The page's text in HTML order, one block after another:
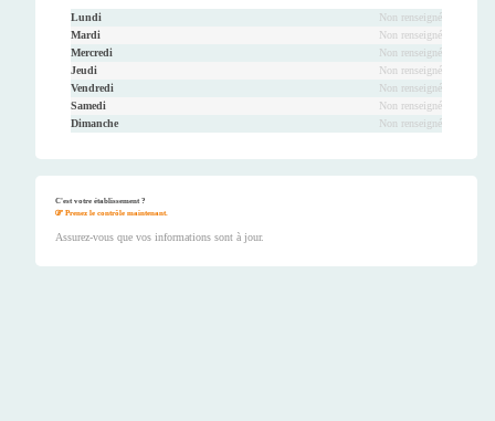
Lundi
Non renseigné
Mardi
Non renseigné
Mercredi
Non renseigné
Jeudi
Non renseigné
Vendredi
Non renseigné
Samedi
Non renseigné
Dimanche
Non renseigné
C'est votre établissement ?
Prenez le contrôle maintenant.
Assurez-vous que vos informations sont à jour.